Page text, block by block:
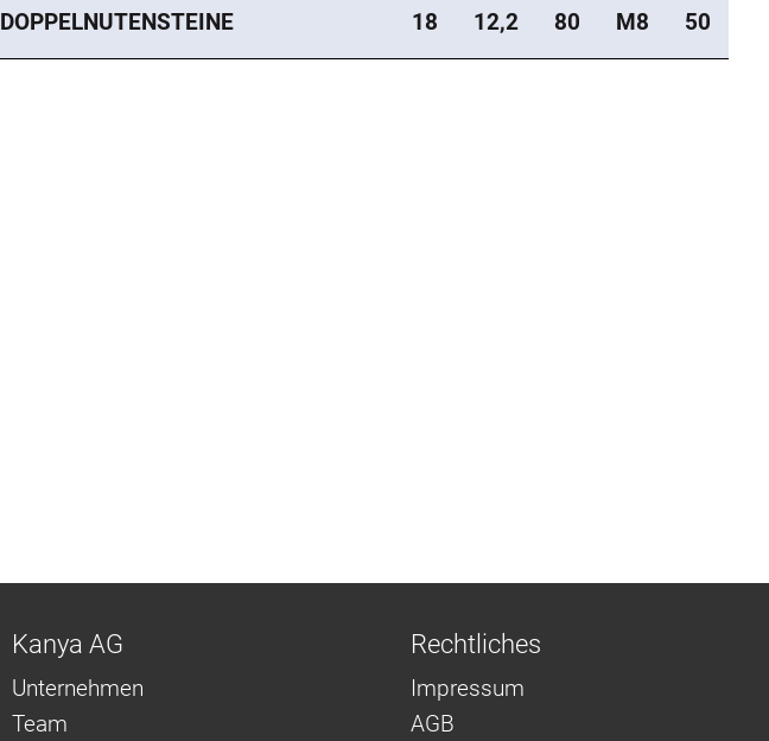
DOPPELNUTENSTEINE 18 12,2 80 M8 50
Kanya AG
Unternehmen
Team
Rechtliches
Impressum
AGB